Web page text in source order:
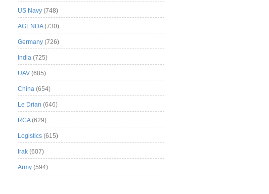
US Navy (748)
AGENDA(730)
Germany (726)
India (725)
UAV (685)
China (654)
Le Drian (646)
RCA(629)
Logistics (615)
Irak (607)
Army (594)